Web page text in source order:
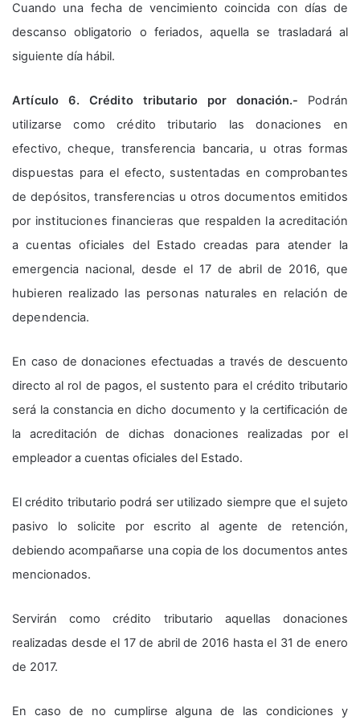
Cuando una fecha de vencimiento coincida con días de
descanso obligatorio o feriados, aquella se trasladará al
siguiente día hábil.
Artículo 6. Crédito tributario por donación.- Podrán
utilizarse como crédito tributario las donaciones en
efectivo, cheque, transferencia bancaria, u otras formas
dispuestas para el efecto, sustentadas en comprobantes
de depósitos, transferencias u otros documentos emitidos
por instituciones financieras que respalden la acreditación
a cuentas oficiales del Estado creadas para atender la
emergencia nacional, desde el 17 de abril de 2016, que
hubieren realizado las personas naturales en relación de
dependencia.
En caso de donaciones efectuadas a través de descuento
directo al rol de pagos, el sustento para el crédito tributario
será la constancia en dicho documento y la certificación de
la acreditación de dichas donaciones realizadas por el
empleador a cuentas oficiales del Estado.
El crédito tributario podrá ser utilizado siempre que el sujeto
pasivo lo solicite por escrito al agente de retención,
debiendo acompañarse una copia de los documentos antes
mencionados.
Servirán como crédito tributario aquellas donaciones
realizadas desde el 17 de abril de 2016 hasta el 31 de enero
de 2017.
En caso de no cumplirse alguna de las condiciones y